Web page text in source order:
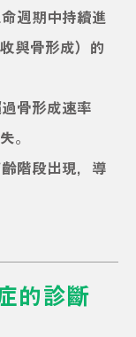
週期中持續進
與骨形成）的
骨形成速率
。
階段出現，導
的診斷